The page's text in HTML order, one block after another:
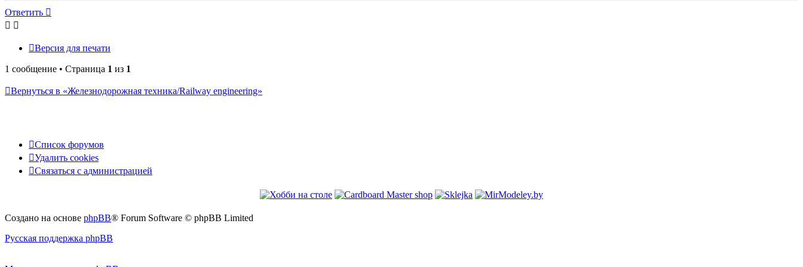
началу
Ответить
Ответить
Версия для печати
1 сообщение • Страница 1 из 1
Вернуться в «Железнодорожная техника/Railway engineering»
Список форумов
Удалить cookies
Связаться
Связаться с администрацией
Создано на основе phpBB® Forum Software © phpBB Limited
Русская поддержка phpBB